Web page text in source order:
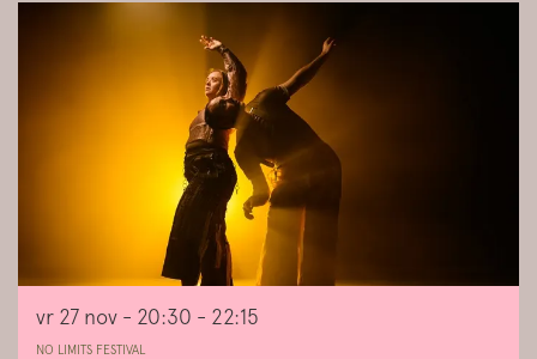
NO LIMITS FESTIVAL
vr 27 nov - 20:30 - 22:15